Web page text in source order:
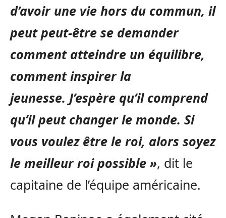
d’avoir une vie hors du commun, il
peut peut-être se demander
comment atteindre un équilibre,
comment inspirer la
jeunesse. J’espère qu’il comprend
qu’il peut changer le monde. Si
vous voulez être le roi, alors soyez
le meilleur roi possible », dit le
capitaine de l’équipe américaine.